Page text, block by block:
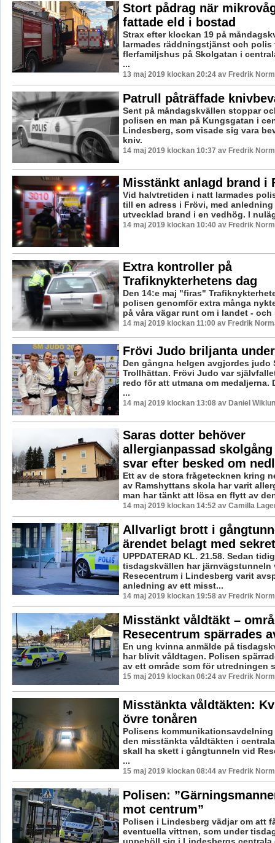
Stort pådrag när
fattade eld i bostad
Strax efter klockan 19 på
larmades räddningstjänst och polis
flerfamiljshus på Skolgatan i
...
13 maj 2019 klockan 20:24 av Fredrik
Patrull påträffade
Sent på måndagskvällen stoppar
polisen en man på Kungsgatan i
Lindesberg, som visade sig vara
kniv.
14 maj 2019 klockan 10:37 av Fredrik
Misstänkt anlagd brand i
Vid halvtretiden i natt larmades
till en adress i Frövi, med
utvecklad brand i en vedhög. I
14 maj 2019 klockan 10:40 av Fredrik
Extra kontroller på
Trafiknykterhetens dag
Den 14:e maj "firas"
polisen genomför extra många
på våra vägar runt om i landet - och
14 maj 2019 klockan 11:00 av Fredrik
Frövi Judo briljanta
Den gångna helgen avgjordes judo
Trollhättan. Frövi Judo var
redo för att utmana om medaljerna.
...
14 maj 2019 klockan 13:08 av Daniel
Saras dotter behöver
allergianpassad skolgång
svar efter besked om
Ett av de stora frågetecknen kring
av Ramshyttans skola har varit
man har tänkt att lösa en flytt av
14 maj 2019 klockan 14:52 av Camilla
Allvarligt brott i
ärendet belagt med
UPPDATERAD KL. 21.58. Sedan
tisdagskvällen har järnvägstunneln
Resecentrum i Lindesberg varit
anledning av ett misst...
14 maj 2019 klockan 19:58 av Fredrik
Misstänkt våldtäkt –
Resecentrum spärrades
En ung kvinna anmälde på
har blivit våldtagen. Polisen
av ett område som för utredningen
15 maj 2019 klockan 06:24 av Fredrik
Misstänkta våldtäkten:
övre tonåren
Polisens
den misstänkta våldtäkten i
skall ha skett i gångtunneln vid
...
15 maj 2019 klockan 08:44 av Fredrik
Polisen:
mot centrum”
Polisen i Lindesberg vädjar om att
eventuella vittnen, som under
uppehöll sig i Lindesbergs centrala